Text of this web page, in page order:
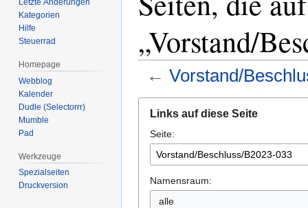
„Vorstand/
← Vorstand/
Navigation
springen
Suche
springen
Links auf diese Seite
Seite:
Namensraum:
alle
Kategorien
Hilfe
Steuerrad
Homepage
Webblog
Kalender
Dudle (Selectorrr)
Mumble
Pad
Werkzeuge
Spezialseiten
Druckversion